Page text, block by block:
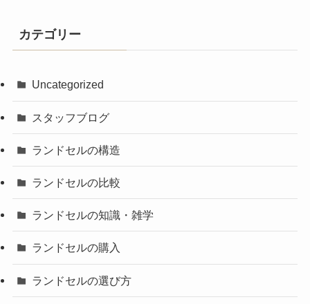
カテゴリー
Uncategorized
スタッフブログ
ランドセルの構造
ランドセルの比較
ランドセルの知識・雑学
ランドセルの購入
ランドセルの選び方